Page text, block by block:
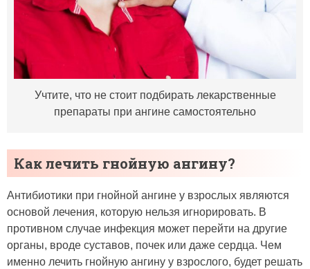
Учтите, что не стоит подбирать лекарственные
препараты при ангине самостоятельно
Как лечить гнойную ангину?
Антибиотики при гнойной ангине у взрослых являются
основой лечения, которую нельзя игнорировать. В
противном случае инфекция может перейти на другие
органы, вроде суставов, почек или даже сердца. Чем
именно лечить гнойную ангину у взрослого, будет решать